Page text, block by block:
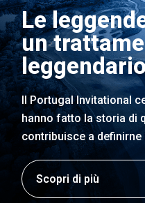
Le
un
Il Portugal Invitational
hanno fatto la storia di
contribuisce a
Scopri di più